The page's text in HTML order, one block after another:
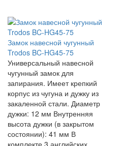
Замок навесной чугунный
Trodos BC-HG45-75
Универсальный навесной
чугунный замок для
запирания. Имеет крепкий
корпус из чугуна и дужку из
закаленной стали. Диаметр
дужки: 12 мм Внутренняя
высота дужки (в закрытом
состоянии): 41 мм В
комплекте 3 английских